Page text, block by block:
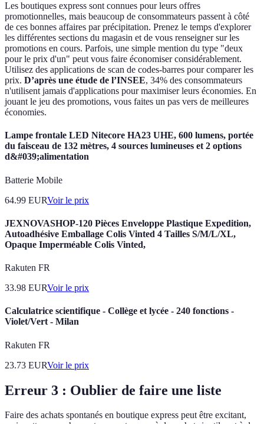
Les boutiques express sont connues pour leurs offres
promotionnelles, mais beaucoup de consommateurs passent à côté
de ces bonnes affaires par précipitation. Prenez le temps d'explorer
les différentes sections du magasin et de vous renseigner sur les
promotions en cours. Parfois, une simple mention du type "deux
pour le prix d'un" peut vous faire économiser considérablement.
Utilisez des applications de scan de codes-barres pour comparer les
prix. D’après une étude de l’INSEE, 34% des consommateurs
n'utilisent jamais d'applications pour maximiser leurs économies. En
jouant le jeu des promotions, vous faites un pas vers de meilleures
économies.
Lampe frontale LED Nitecore HA23 UHE, 600 lumens, portée
du faisceau de 132 mètres, 4 sources lumineuses et 2 options
d&#039;alimentation
Batterie Mobile
64.99 EURVoir le prix
JEXNOVASHOP-120 Pièces Enveloppe Plastique Expedition,
Autoadhésive Emballage Colis Vinted 4 Tailles S/M/L/XL,
Opaque Imperméable Colis Vinted,
Rakuten FR
33.98 EURVoir le prix
Calculatrice scientifique - Collège et lycée - 240 fonctions -
Violet/Vert - Milan
Rakuten FR
23.73 EURVoir le prix
Erreur 3 : Oublier de faire une liste
Faire des achats spontanés en boutique express peut être excitant,